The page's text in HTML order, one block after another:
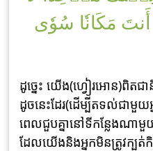
مَكَانٗا سُوٗى
ដូចេ្នះ យើង(ហ្វៀរអោន)ពិតជ
ដូចនេះដែរ(ដើម្បីតទល់ជាមួ
ពេលជួបគ្នានៅទីកន្លែងណា
ដែលយើងនិងអ្នកមិនត្រូវក្បត់